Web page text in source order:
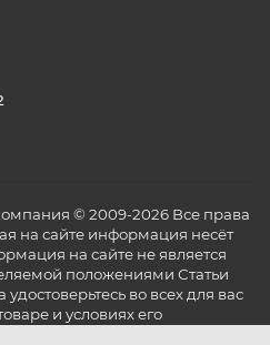
© 2009-2026 Все права
на сайте информация несёт
на сайте не является
положениями Статьи
во всех для вас
и условиях его